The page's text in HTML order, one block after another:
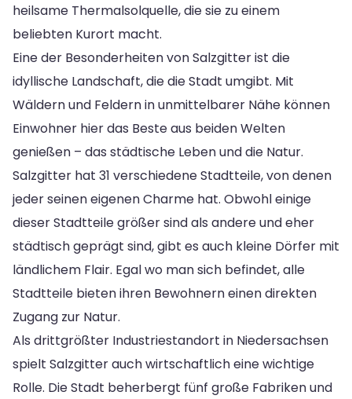
heilsame Thermalsolquelle, die sie zu einem
beliebten Kurort macht.
Eine der Besonderheiten von Salzgitter ist die
idyllische Landschaft, die die Stadt umgibt. Mit
Wäldern und Feldern in unmittelbarer Nähe können
Einwohner hier das Beste aus beiden Welten
genießen – das städtische Leben und die Natur.
Salzgitter hat 31 verschiedene Stadtteile, von denen
jeder seinen eigenen Charme hat. Obwohl einige
dieser Stadtteile größer sind als andere und eher
städtisch geprägt sind, gibt es auch kleine Dörfer mit
ländlichem Flair. Egal wo man sich befindet, alle
Stadtteile bieten ihren Bewohnern einen direkten
Zugang zur Natur.
Als drittgrößter Industriestandort in Niedersachsen
spielt Salzgitter auch wirtschaftlich eine wichtige
Rolle. Die Stadt beherbergt fünf große Fabriken und